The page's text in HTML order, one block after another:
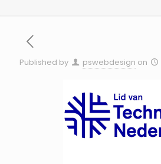
Published by pswebdesign on